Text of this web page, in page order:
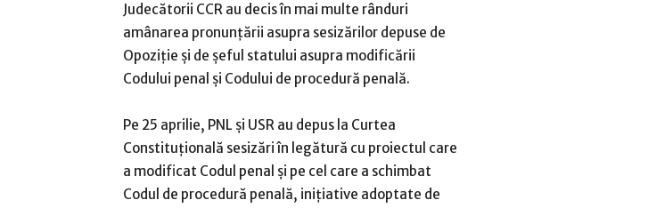
Judecătorii CCR au decis în mai multe rânduri
amânarea pronunţării asupra sesizărilor depuse de
Opoziţie şi de şeful statului asupra modificării
Codului penal şi Codului de procedură penală.
Pe 25 aprilie, PNL şi USR au depus la Curtea
Constituţională sesizări în legătură cu proiectul care
a modificat Codul penal şi pe cel care a schimbat
Codul de procedură penală, iniţiative adoptate de